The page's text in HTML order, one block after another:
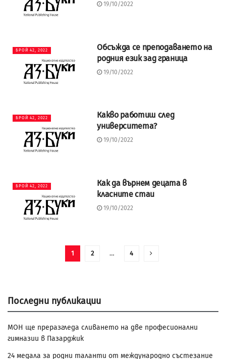
19/10/2022
БРОЙ 42, 2022
Обсъжда се преподаването на
родния език зад граница
19/10/2022
БРОЙ 42, 2022
Какво работиш след
университета?
19/10/2022
БРОЙ 42, 2022
Как да върнем децата в
класните стаи
19/10/2022
1 2 … 4
Последни публикации
МОН ще преразгледа сливането на две професионални
гимназии в Пазарджик
24 медала за родни таланти от международно състезание